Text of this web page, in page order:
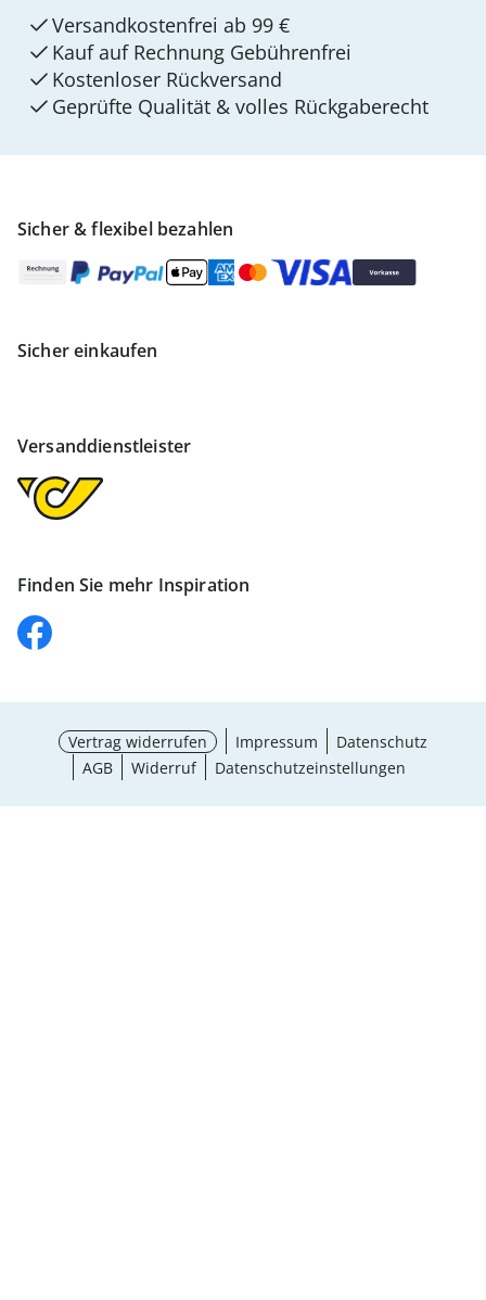
Sicher & flexibel bezahlen
Sicher einkaufen
Versanddienstleister
Finden Sie mehr Inspiration
Versandkostenfrei ab 99 €
Kauf auf Rechnung Gebührenfrei
Kostenloser Rückversand
Geprüfte Qualität & volles Rückgaberecht
Vertrag widerrufen Impressum
Datenschutz
AGB
Widerruf Datenschutzeinstellungen